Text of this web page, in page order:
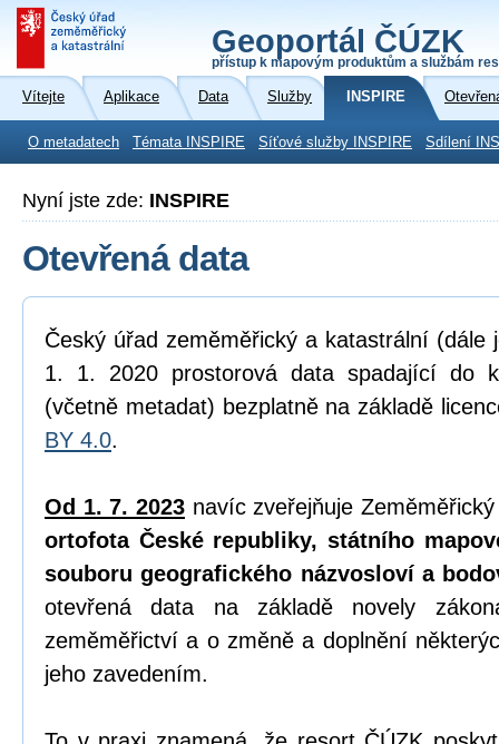
Geoportál ČÚZK
přístup k mapovým produktům a službám
Vítejte Aplikace Data Služby INSPIRE
O metadatech Témata INSPIRE Síťové služby INSPIRE Sdílení
Nyní jste zde: INSPIRE
Otevřená data
Český úřad zeměměřický a katastrální (dále
1. 1. 2020 prostorová data spadající do
(včetně metadat) bezplatně na základě
BY 4.0.
Od 1. 7. 2023 navíc zveřejňuje
ortofota České republiky, státního
souboru geografického názvosloví a
otevřená data na základě novely
zeměměřictví a o změně a doplnění
jeho zavedením.